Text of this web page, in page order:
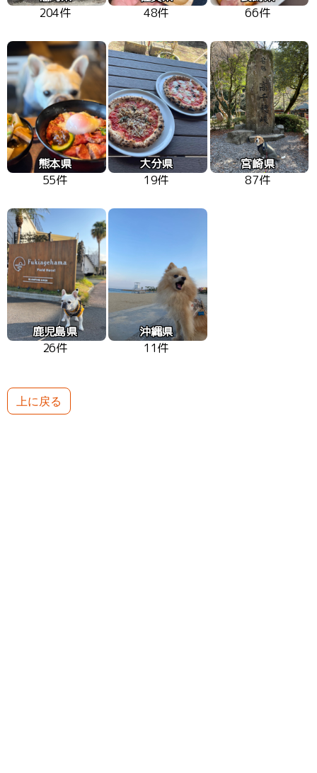
204件
48件
66件
熊本県
55件
大分県
19件
宮崎県
87件
鹿児島県
26件
沖縄県
11件
上に戻る